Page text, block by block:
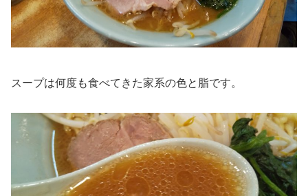
スープは何度も食べてきた家系の色と脂です。